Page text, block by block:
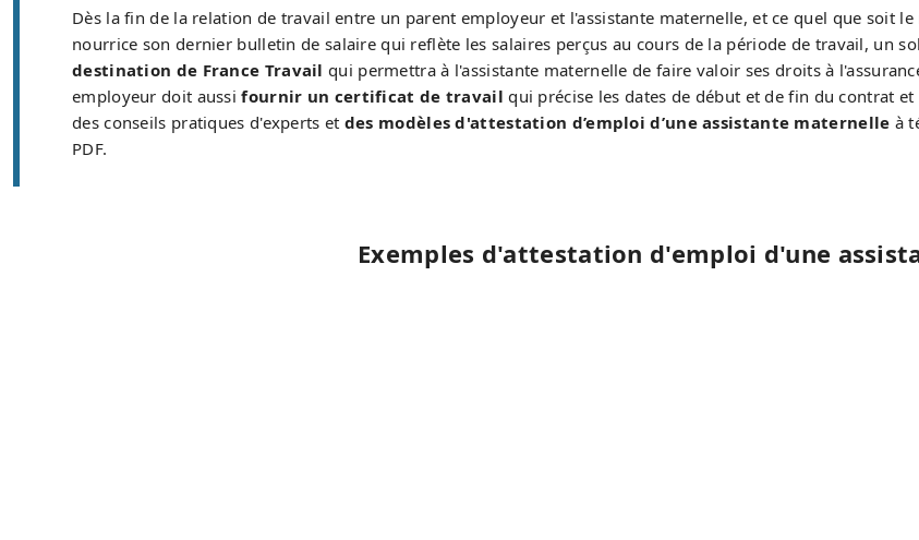
Dès la fin de la relation de travail entre un parent employeur et l'assistante maternelle, et ce quel que soit
nourrice son dernier bulletin de salaire qui reflète les salaires perçus au cours de la période de travail, un
destination de France Travail qui permettra à l'assistante maternelle de faire valoir ses droits à
employeur doit aussifournir un certificat de travail qui précise les dates de début et de fin du contrat
des conseils pratiques d'experts et des modèles d'attestation d’emploi d’une assistante maternelle à
PDF.
Exemples d'attestation d'emploi d'une